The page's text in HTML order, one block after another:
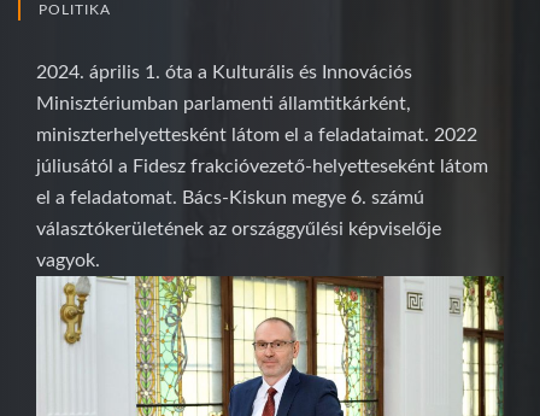
POLITIKA
2024. április 1. óta a Kulturális és Innovációs
Minisztériumban parlamenti államtitkárként,
miniszterhelyettesként látom el a feladataimat. 2022
júliusától a Fidesz frakcióvezető-helyetteseként látom
el a feladatomat. Bács-Kiskun megye 6. számú
választókerületének az országgyűlési képviselője
vagyok.